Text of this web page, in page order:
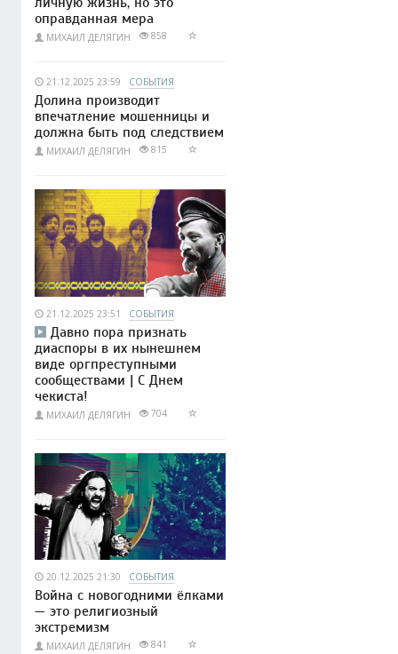
оправданная мера
МИХАИЛ ДЕЛЯГИН 858
21.12.2025 23:59 СОБЫТИЯ
Долина производит
впечатление мошенницы и
должна быть под следствием
МИХАИЛ ДЕЛЯГИН 815
21.12.2025 23:51 СОБЫТИЯ
Давно пора признать
диаспоры в их нынешнем
виде оргпреступными
сообществами | С Днем
чекиста!
МИХАИЛ ДЕЛЯГИН 704
20.12.2025 21:30 СОБЫТИЯ
Война с новогодними ёлками
— это религиозный
экстремизм
МИХАИЛ ДЕЛЯГИН 841